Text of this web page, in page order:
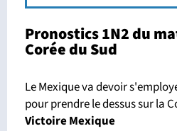
Pronostics 1N2 du
Corée du Sud
Le Mexique va devoir
pour prendre le dessus sur la
Victoire Mexique